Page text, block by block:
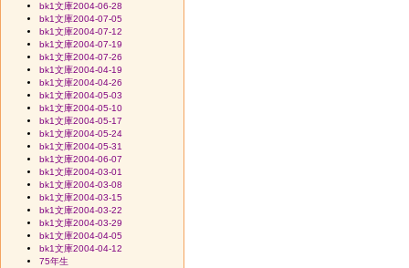
bk1文庫2004-06-28
bk1文庫2004-07-05
bk1文庫2004-07-12
bk1文庫2004-07-19
bk1文庫2004-07-26
bk1文庫2004-04-19
bk1文庫2004-04-26
bk1文庫2004-05-03
bk1文庫2004-05-10
bk1文庫2004-05-17
bk1文庫2004-05-24
bk1文庫2004-05-31
bk1文庫2004-06-07
bk1文庫2004-03-01
bk1文庫2004-03-08
bk1文庫2004-03-15
bk1文庫2004-03-22
bk1文庫2004-03-29
bk1文庫2004-04-05
bk1文庫2004-04-12
75年生